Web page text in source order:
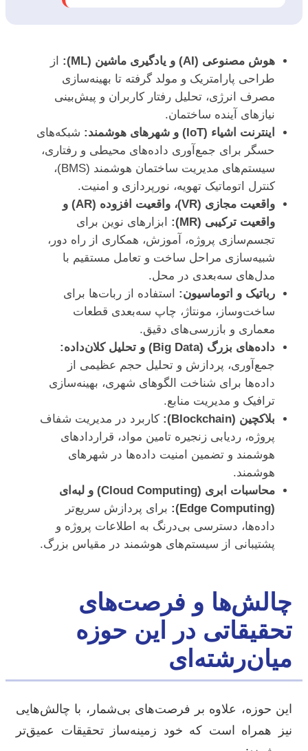
هوش مصنوعی (AI) و یادگیری ماشین (ML):
از
طراحی پارامتریک و مولد گرفته تا بهینه‌سازی
مصرف انرژی، تحلیل رفتار کاربران و پیش‌بینی
نیازهای آینده ساختمان.
اینترنت اشیاء (IoT) و شهرهای هوشمند:
شبکه‌های
حسگر برای جمع‌آوری داده‌های محیطی و رفتاری،
سیستم‌های مدیریت ساختمان هوشمند (BMS)،
کنترل اتوماتیک تهویه، نورپردازی و امنیت.
واقعیت مجازی (VR)، واقعیت افزوده (AR) و
واقعیت ترکیبی (MR):
ابزارهای نوین برای
تجسم‌سازی پروژه، آموزش، همکاری از راه دور،
شبیه‌سازی مراحل ساخت و تعامل مستقیم با
مدل‌های سه‌بعدی در محل.
رباتیک و اتوماسیون: استفاده از ربات‌ها برای
ساخت‌وساز، مونتاژ، چاپ سه‌بعدی قطعات
معماری و بازرسی‌های دقیق.
داده‌های بزرگ (Big Data) و تحلیل کلان‌داده:
جمع‌آوری، پردازش و تحلیل حجم عظیمی از
داده‌ها برای شناخت الگوهای شهری، بهینه‌سازی
ترافیک و مدیریت منابع.
بلاکچین (Blockchain):
کاربرد در مدیریت شفاف
پروژه، ردیابی زنجیره تامین مواد، قراردادهای
هوشمند و تضمین امنیت داده‌ها در شهرهای
هوشمند.
محاسبات ابری (Cloud Computing) و لبه‌ای
(Edge Computing):
برای پردازش سریع‌تر
داده‌ها، دسترسی بی‌درنگ به اطلاعات پروژه و
پشتیبانی از سیستم‌های هوشمند در مقیاس بزرگ.
چالش‌ها و فرصت‌های
تحقیقاتی در این حوزه
میان‌رشته‌ای
این حوزه، علاوه بر فرصت‌های بی‌شمار، با چالش‌هایی
نیز همراه است که خود زمینه‌ساز تحقیقات عمیق‌تر